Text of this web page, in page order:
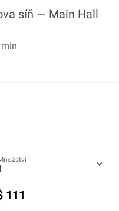
síň — Main Hall
111